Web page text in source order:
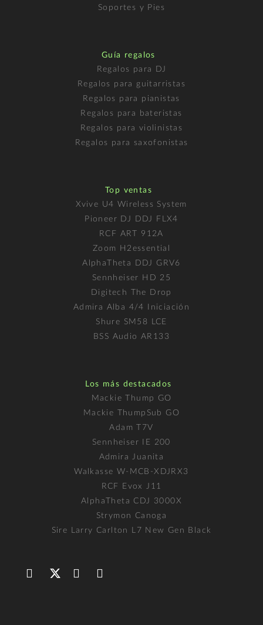
Soportes y Pies
Guía regalos
Regalos para DJ
Regalos para guitarristas
Regalos para pianistas
Regalos para bateristas
Regalos para violinistas
Regalos para saxofonistas
Top ventas
Xvive U4 Wireless System
Pioneer DJ DDJ FLX4
RCF ART 912A
Zoom H2essential
AlphaTheta DDJ GRV6
Sennheiser HD 25
Digitech The Drop
Admira Alba 4/4 Iniciación
Shure SM58 LCE
BSS Audio AR133
Los más destacados
Mackie Thump GO
Mackie ThumpSub GO
Adam T7V
Sennheiser IE 200
Admira Juanita
Walkasse W-MCB-XDJRX3
RCF Evox J11
AlphaTheta CDJ 3000X
Strymon Canoga
Sire Larry Carlton L7 New Gen Black